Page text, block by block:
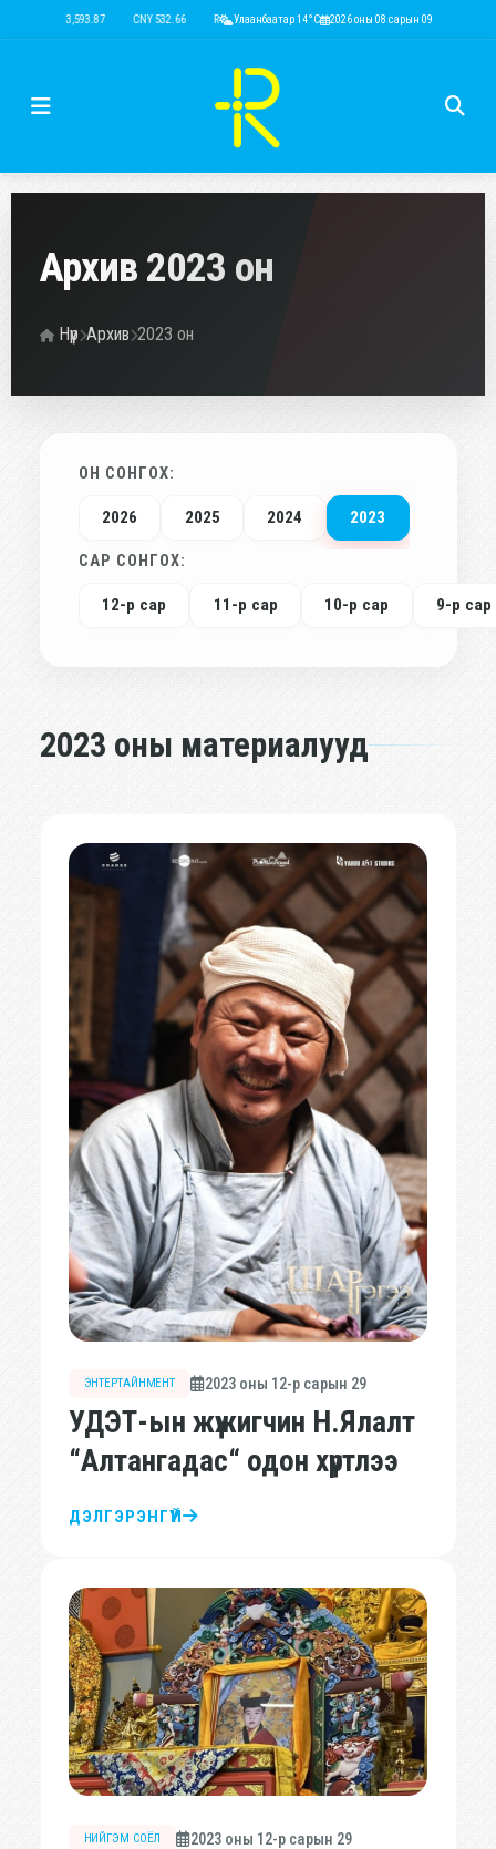
USD 3,593.87 CNY 532.66 RUB 43.77 EUR 4,141.04 KRW 2.53 USD 3,593.87
Улаанбаатар 14°C 2026 оны 08 сарын 09
Архив 2023 он
Нүүр Архив 2023 он
ОН СОНГОХ:
2026 2025 2024 2023
САР СОНГОХ:
12-р сар 11-р сар 10-р сар 9-р сар
2023 оны материалууд
ЭНТЕРТАЙНМЕНТ 2023 оны 12-р сарын 29
УДЭТ-ын жүжигчин Н.Ялалт
“Алтангадас“ одон хүртлээ
ДЭЛГЭРЭНГҮЙ
НИЙГЭМ СОЁЛ 2023 оны 12-р сарын 29